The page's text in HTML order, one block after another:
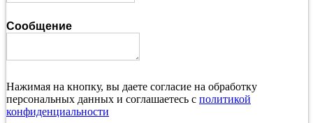
Сообщение
Нажимая на кнопку, вы даете согласие на обработку
персональных данных и соглашаетесь с политикой
конфиденциальности